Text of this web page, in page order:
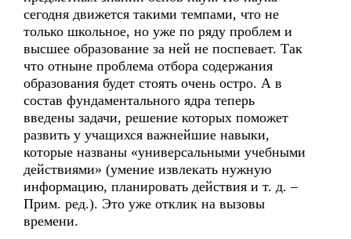
сегодня движется такими темпами, что не
только школьное, но уже по ряду проблем и
высшее образование за ней не поспевает. Так
что отныне проблема отбора содержания
образования будет стоять очень остро. А в
состав фундаментального ядра теперь
введены задачи, решение которых поможет
развить у учащихся важнейшие навыки,
которые названы «универсальными учебными
действиями» (умение извлекать нужную
информацию, планировать действия и т. д. –
Прим. ред.). Это уже отклик на вызовы
времени.